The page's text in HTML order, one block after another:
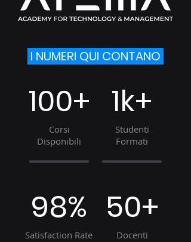
I NUMERI QUI CONTANO
100+
Corsi
Disponibili
1k+
Studenti
Formati
98%
Satisfaction Rate
50+
Docenti